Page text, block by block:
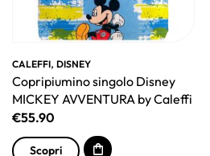
CALEFFI,DISNEY
Copripiumino singolo Disney
MICKEY AVVENTURA by Caleffi
€55.90
Scopri